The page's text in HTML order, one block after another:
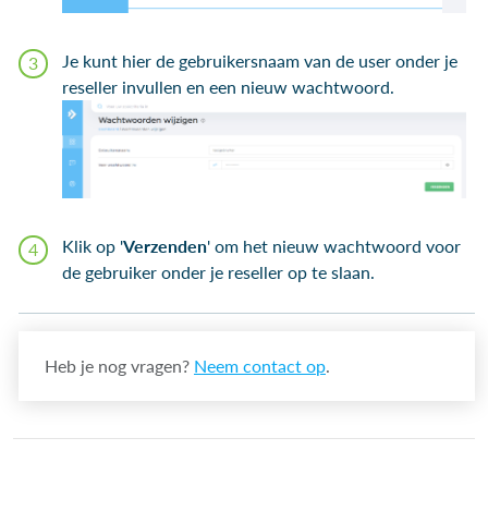
Je kunt hier de gebruikersnaam van de user onder je
reseller invullen en een nieuw wachtwoord.
Klik op 'Verzenden' om het nieuw wachtwoord voor
de gebruiker onder je reseller op te slaan.
Heb je nog vragen? Neem contact op.